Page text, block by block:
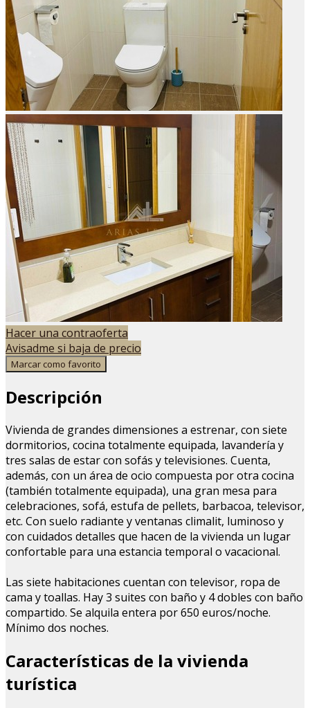
Hacer una contraoferta
Avisadme si baja de precio
Marcar como favorito
Descripción
Vivienda de grandes dimensiones a estrenar, con siete
dormitorios, cocina totalmente equipada, lavandería y
tres salas de estar con sofás y televisiones. Cuenta,
además, con un área de ocio compuesta por otra cocina
(también totalmente equipada), una gran mesa para
celebraciones, sofá, estufa de pellets, barbacoa, televisor,
etc. Con suelo radiante y ventanas climalit, luminoso y
con cuidados detalles que hacen de la vivienda un lugar
confortable para una estancia temporal o vacacional.
Las siete habitaciones cuentan con televisor, ropa de
cama y toallas. Hay 3 suites con baño y 4 dobles con baño
compartido. Se alquila entera por 650 euros/noche.
Mínimo dos noches.
Características de la vivienda
turística